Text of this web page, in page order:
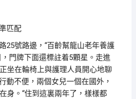
匹配
25號路邊，“百齡幫龍山老年養護
門牌下面還標註着5顆星。走進
坐在輪椅上與護理人員開心地聊
動不便，兩個女兒一個在國外，
身。“住到這裏兩年了，樣樣都